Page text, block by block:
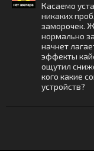
Касаемо
никаких
заморочек.
нормально
начнет
эффекты
ощутил
кого какие
устройств?